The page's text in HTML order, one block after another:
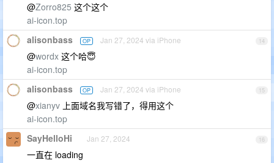
@Zorro825 这个这个
ai-icon.top
14
alisonbass OP Jan 27, 2024 via iPhone
@wordx 这个哈😇
ai-icon.top
15
alisonbass OP Jan 27, 2024 via iPhone
@xianyv 上面域名我写错了，得用这个
ai-icon.top
16
SayHelloHi Jan 27, 2024
一直在 loading